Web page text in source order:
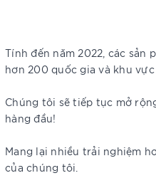
Tính đến năm 2022, các sản
hơn 200 quốc gia và khu
Chúng tôi sẽ tiếp tục mở
hàng đầu!
Mang lại nhiều trải nghiệm
của chúng tôi.